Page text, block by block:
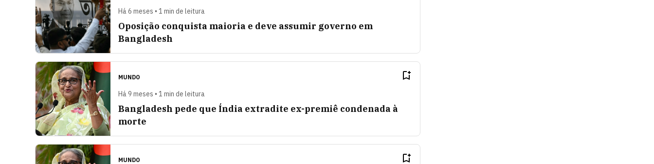
Há 6 meses • 1 min de leitura
Oposição conquista maioria e deve assumir governo em
Bangladesh
MUNDO
Há 9 meses • 1 min de leitura
Bangladesh pede que Índia extradite ex-premiê condenada à
morte
MUNDO